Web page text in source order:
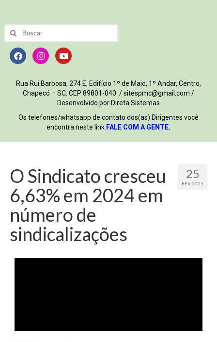
Rua Rui Barbosa, 274 E, Edifício 1º de Maio, 1º Andar, Centro,
Chapecó – SC. CEP 89801-040 / sitespmc@gmail.com /
Desenvolvido por Direta Sistemas
Os telefones/whatsapp de contato dos(as) Dirigentes você
encontra neste link FALE COM A GENTE.
25
FEV 2025
O Sindicato cresceu
6,63% em 2024 em
número de
sindicalizações